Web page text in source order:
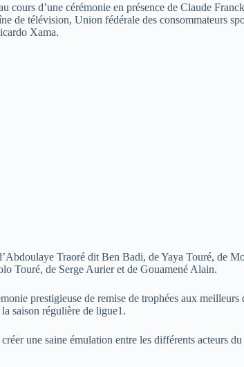
cours d’une cérémonie en présence de Claude
de télévision, Union fédérale des consommateurs
Xama.
Traoré dit Ben Badi, de Yaya Touré, de
Touré, de Serge Aurier et de Gouamené Alain.
prestigieuse de remise de trophées aux meilleurs
saison régulière de ligue1.
une saine émulation entre les différents acteurs